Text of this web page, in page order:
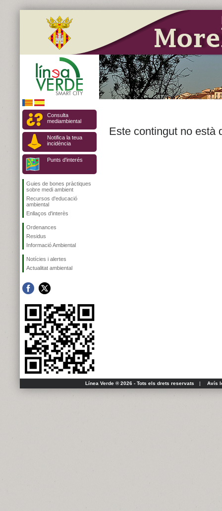
Consulta
mediambiental
Notifica la teua
incidència
Punts d'interés
Guies de bones pràctiques
sobre medi ambient
Recursos d'educació
ambiental
Enllaços d'interès
Ordenances
Residus
Informació Ambiental
Notícies i alertes
Actualitat ambiental
Este contingut no està
Línea Verde ® 2026 - Tots els drets reservats | Avís